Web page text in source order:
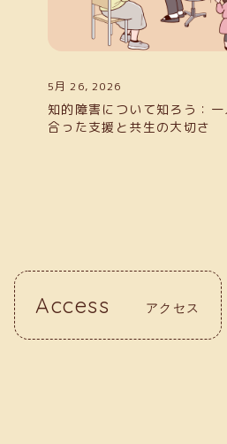
2月 3, 2026
知っておきたい！日本の障
徴
Access アクセス